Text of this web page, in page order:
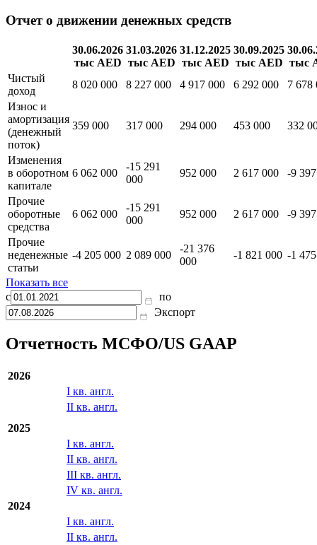
Отчет о движении денежных средств
30.06.2026
тыс AED
31.03.2026
тыс AED
31.12.2025
тыс AED
30.09.2025
тыс AED тыс
Чистый
доход
8 020 000 8 227 000 4 917 000 6 292 000
7 678
Износ и
амортизация
(денежный
поток)
359 000 317 000 294 000 453 000 332
Изменения
в оборотном
капитале
6 062 000
-15 291
000
952 000 2 617 000 -9
Прочие
оборотные
средства
6 062 000
-15 291
000
952 000 2 617 000 -9
Прочие
неденежные
статьи
-4 205 000 2 089 000
-21 376
000
-1 821 000 -1
Показать все
с
по
Экспорт
Отчетность МСФО/US GAAP
2026
I кв. англ.
II кв. англ.
2025
I кв. англ.
II кв. англ.
III кв. англ.
IV кв. англ.
2024
I кв. англ.
II кв. англ.